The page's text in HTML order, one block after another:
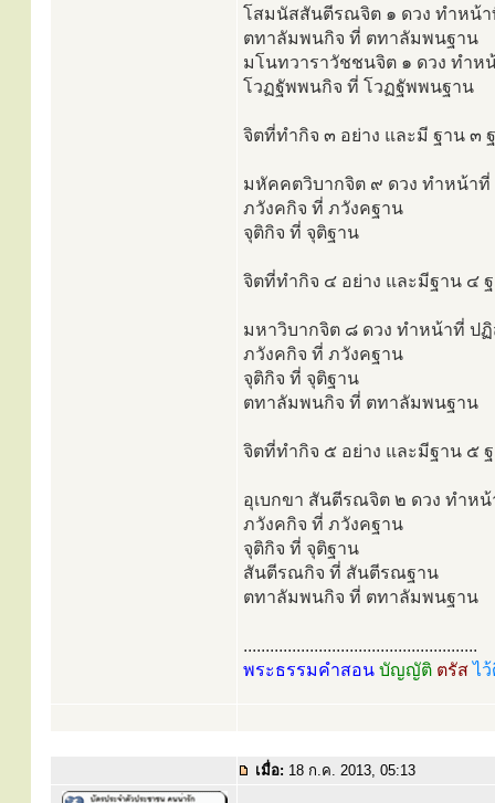
โสมนัสสันตีรณจิต ๑ ดวง ทำหน้
ตทาลัมพนกิจ ที่ ตทาลัมพนฐาน
มโนทวาราวัชชนจิต ๑ ดวง ทำ
โวฏฐัพพนกิจ ที่ โวฏฐัพพนฐาน
จิตที่ทำกิจ ๓ อย่าง และมี ฐาน ๓
มหัคคตวิบากจิต ๙ ดวง ทำหน้า
ภวังคกิจ ที่ ภวังคฐาน
จุติกิจ ที่ จุติฐาน
จิตที่ทำกิจ ๔ อย่าง และมีฐาน ๔
มหาวิบากจิต ๘ ดวง ทำหน้าที่ ป
ภวังคกิจ ที่ ภวังคฐาน
จุติกิจ ที่ จุติฐาน
ตทาลัมพนกิจ ที่ ตทาลัมพนฐาน
จิตที่ทำกิจ ๕ อย่าง และมีฐาน ๕
อุเบกขา สันตีรณจิต ๒ ดวง ทำห
ภวังคกิจ ที่ ภวังคฐาน
จุติกิจ ที่ จุติฐาน
สันตีรณกิจ ที่ สันตีรณฐาน
ตทาลัมพนกิจ ที่ ตทาลัมพนฐาน
.....................................................
พระธรรมคำสอน บัญญัติ ตรัสไ
เมื่อ: 18 ก.ค. 2013, 05:13